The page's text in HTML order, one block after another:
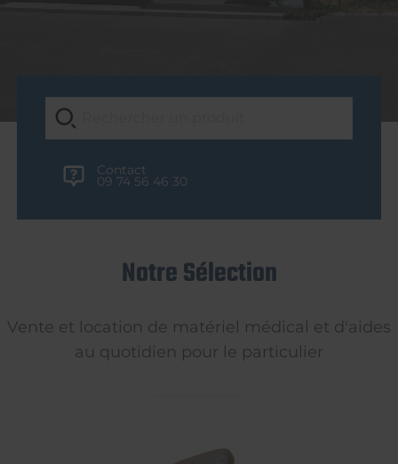
Contact
09 74 56 46 30
Notre Sélection
Vente et location de matériel médical et d'aides
au quotidien pour le particulier